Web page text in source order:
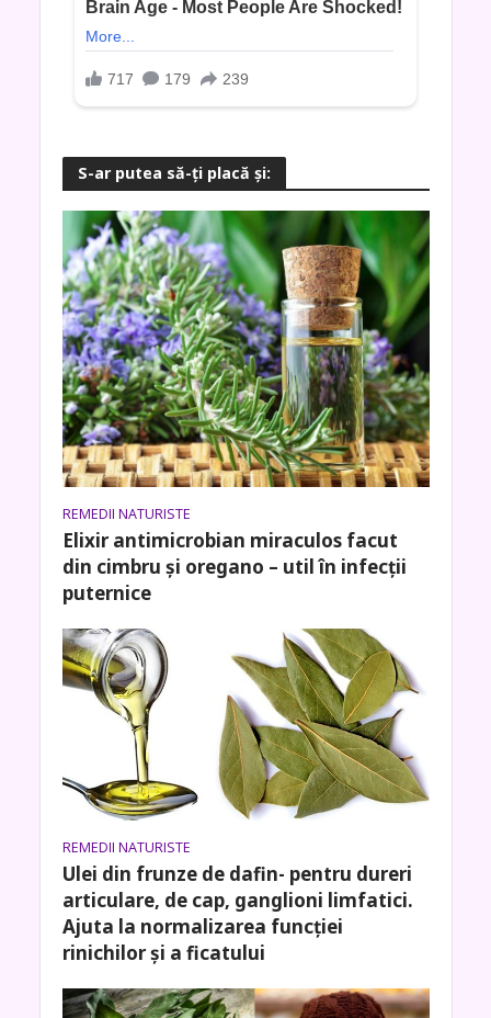
S-ar putea să-ţi placă şi:
REMEDII NATURISTE
Elixir antimicrobian miraculos facut
din cimbru și oregano – util în infecții
puternice
REMEDII NATURISTE
Ulei din frunze de dafin- pentru dureri
articulare, de cap, ganglioni limfatici.
Ajuta la normalizarea funcției
rinichilor și a ficatului